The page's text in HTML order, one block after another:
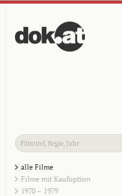
alle Filme
Filme mit Kaufoption
1970 – 1979